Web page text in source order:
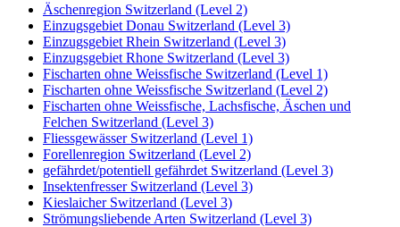
Äschenregion Switzerland (Level 2)
Einzugsgebiet Donau Switzerland (Level 3)
Einzugsgebiet Rhein Switzerland (Level 3)
Einzugsgebiet Rhone Switzerland (Level 3)
Fischarten ohne Weissfische Switzerland (Level 1)
Fischarten ohne Weissfische Switzerland (Level 2)
Fischarten ohne Weissfische, Lachsfische, Äschen und
Felchen Switzerland (Level 3)
Fliessgewässer Switzerland (Level 1)
Forellenregion Switzerland (Level 2)
gefährdet/potentiell gefährdet Switzerland (Level 3)
Insektenfresser Switzerland (Level 3)
Kieslaicher Switzerland (Level 3)
Strömungsliebende Arten Switzerland (Level 3)